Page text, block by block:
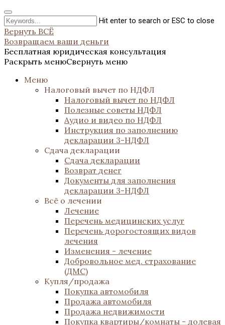
Hit enter to search or ESC to close
Вернуть ВСЁ
Возвращаем ваши деньги
Бесплатная юридическая консультация
Раскрыть менюСвернуть меню
Меню
Налоговый вычет по НДФЛ
Налоговый вычет по НДФЛ
Полезные советы НДФЛ
Аудио и видео по НДФЛ
Инструкция по заполнению
декларации 3-НДФЛ
Сдача декларации
Сдача декларации
Возврат денег
Документы для заполнения
декларации 3-НДФЛ
Всё о лечении
Лечение
Перечень медицинских услуг
Перечень дорогостоящих видов
лечения
Изменения - лечение
Добровольное мед. страхование
(ДМС)
Купля/продажа
Покупка автомобиля
Продажа автомобиля
Продажа недвижимости
Покупка квартиры/комнаты - долевая